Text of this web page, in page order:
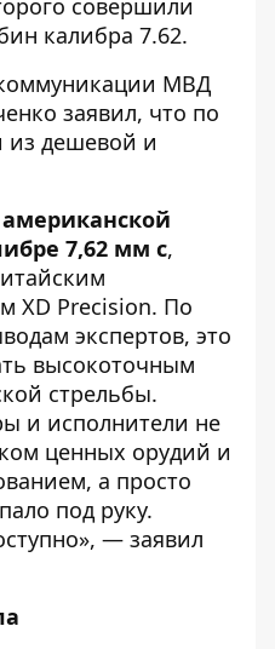
совершили
калибра 7.62.
МВД
заявил, что по
из дешевой и
американской
7,62 мм с,
XD Precision. По
экспертов, это
высокоточным
стрельбы.
и исполнители не
ценных орудий и
а просто
под руку.
— заявил